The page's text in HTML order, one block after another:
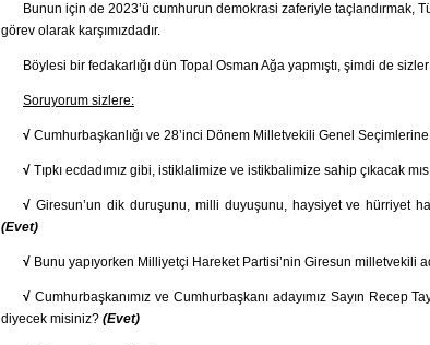
Bunun için de 2023’ü cumhurun demokrasi zaferiyle taçlandırmak,
görev olarak karşımızdadır.
Böylesi bir fedakarlığı dün Topal Osman Ağa yapmıştı, şimdi de sizler
Soruyorum sizlere:
√ Cumhurbaşkanlığı ve 28’inci Dönem Milletvekili Genel Seçimlerine
√ Tıpkı ecdadımız gibi, istiklalimize ve istikbalimize sahip çıkacak
√ Giresun’un dik duruşunu, milli duyuşunu, haysiyet ve hürriyet
(Evet)
√ Bunu yapıyorken Milliyetçi Hareket Partisi’nin Giresun milletvekili
√ Cumhurbaşkanımız ve Cumhurbaşkanı adayımız Sayın Recep
diyecek misiniz? (Evet)